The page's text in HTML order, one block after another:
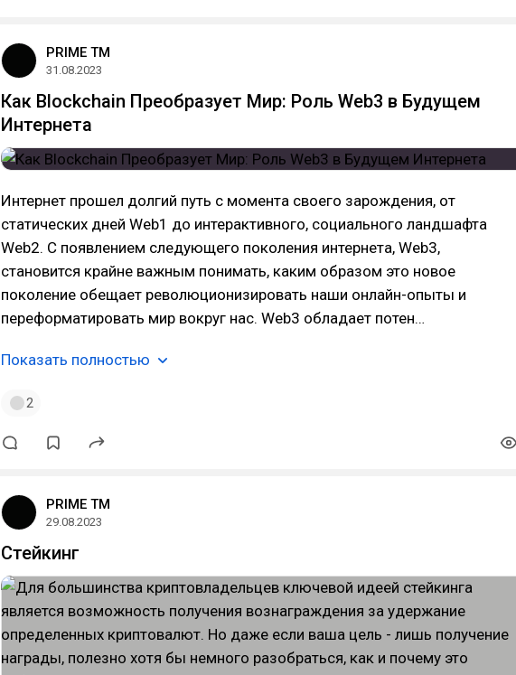
PRIME TM
31.08.2023
Как Blockchain Преобразует Мир: Роль Web3 в Будущем
Интернета
Интернет прошел долгий путь с момента своего зарождения, от
статических дней Web1 до интерактивного, социального ландшафта
Web2. С появлением следующего поколения интернета, Web3,
становится крайне важным понимать, каким образом это новое
поколение обещает революционизировать наши онлайн-опыты и
переформатировать мир вокруг нас. Web3 обладает потен…
Показать полностью
2
PRIME TM
29.08.2023
Cтейкинг